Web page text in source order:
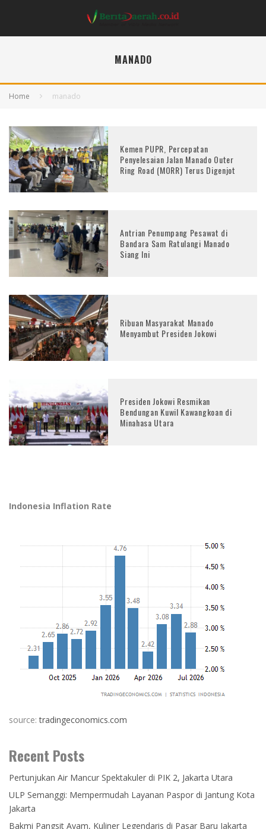
MANADO
Home manado
Kemen PUPR, Percepatan
Penyelesaian Jalan Manado Outer
Ring Road (MORR) Terus Digenjot
Antrian Penumpang Pesawat di
Bandara Sam Ratulangi Manado
Siang Ini
Ribuan Masyarakat Manado
Menyambut Presiden Jokowi
Presiden Jokowi Resmikan
Bendungan Kuwil Kawangkoan di
Minahasa Utara
Indonesia Inflation Rate
source:tradingeconomics.com
Recent Posts
Pertunjukan Air Mancur Spektakuler di PIK 2, Jakarta Utara
ULP Semanggi: Mempermudah Layanan Paspor di Jantung Kota
Jakarta
Bakmi Pangsit Ayam, Kuliner Legendaris di Pasar Baru Jakarta